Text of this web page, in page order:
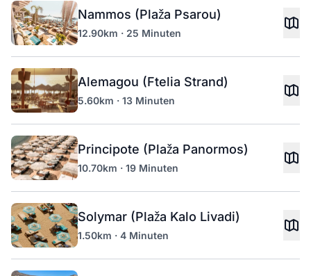
Nammos (Plaža Psarou)
12.90km · 25 Minuten
Alemagou (Ftelia Strand)
5.60km · 13 Minuten
Principote (Plaža Panormos)
10.70km · 19 Minuten
Solymar (Plaža Kalo Livadi)
1.50km · 4 Minuten